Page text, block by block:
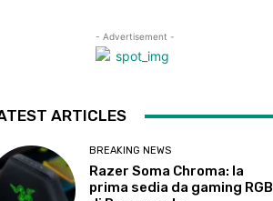
- Advertisement -
ARTICLES
BREAKING NEWS
Razer Soma Chroma: la
prima sedia da gaming RGB